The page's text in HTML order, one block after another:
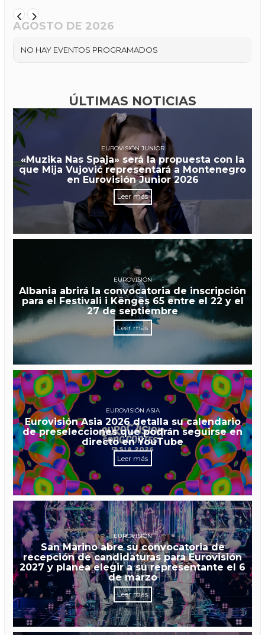
AGOSTO DE 2026
NO HAY EVENTOS PROGRAMADOS
ÚLTIMAS NOTICIAS
EUROVISIÓN JUNIOR
«Muzika Nas Spaja» será la propuesta con la
que Mija Vujović representará a Montenegro
en Eurovisión Junior 2026
Leer más
EUROVISIÓN
Albania abrirá la convocatoria de inscripción
para el Festivali i Këngës 65 entre el 22 y el
27 de septiembre
Leer más
EUROVISIÓN ASIA
Eurovisión Asia 2026 detalla su calendario
de preselecciones que podrán seguirse en
directo en YouTube
Leer más
EUROVISIÓN
San Marino abre su convocatoria de
recepción de candidaturas para Eurovisión
2027 y planea elegir a su representante el 6
de marzo
Leer más